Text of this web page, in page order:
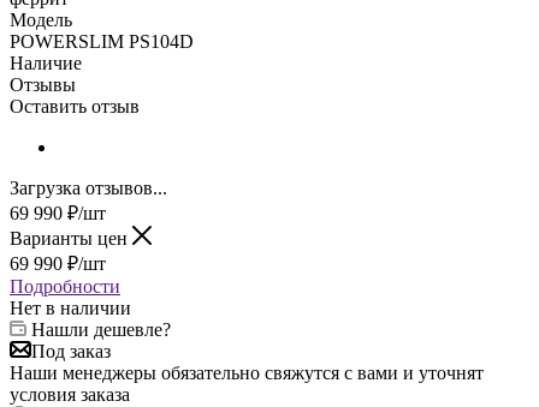
Модель
POWERSLIM PS104D
Наличие
Отзывы
Оставить отзыв
Загрузка отзывов...
69 990 ₽/шт
Варианты цен
69 990 ₽/шт
Подробности
Нет в наличии
Нашли дешевле?
Под заказ
Наши менеджеры обязательно свяжутся с вами и уточнят
условия заказа